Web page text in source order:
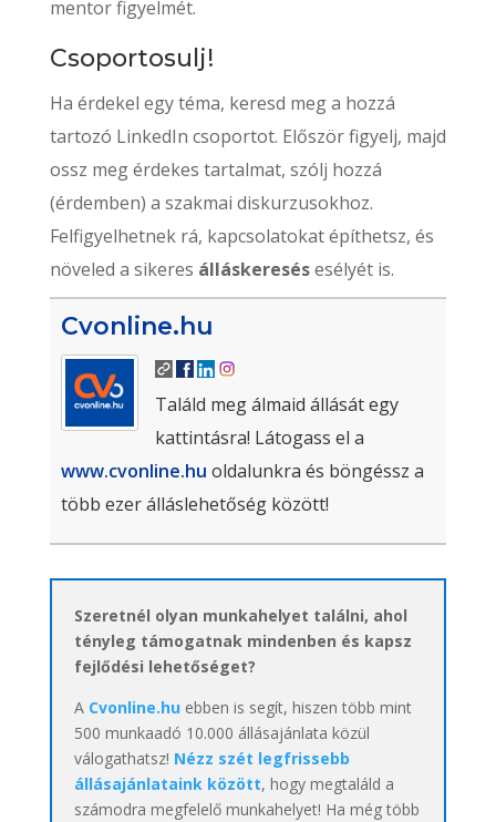
mentor figyelmét.
Csoportosulj!
Ha érdekel egy téma, keresd meg a hozzá
tartozó LinkedIn csoportot. Először figyelj, majd
ossz meg érdekes tartalmat, szólj hozzá
(érdemben) a szakmai diskurzusokhoz.
Felfigyelhetnek rá, kapcsolatokat építhetsz, és
növeled a sikeres álláskeresésesélyét is.
Cvonline.hu
Találd meg álmaid állását egy
kattintásra! Látogass el a
www.cvonline.hu oldalunkra és böngéssz a
több ezer álláslehetőség között!
Szeretnél olyan munkahelyet találni, ahol
tényleg támogatnak mindenben és kapsz
fejlődési lehetőséget?
A Cvonline.huebben is segít, hiszen több mint
500 munkaadó 10.000 állásajánlata közül
válogathatsz! Nézz szét legfrissebb
állásajánlataink között, hogy megtaláld a
számodra megfelelő munkahelyet! Ha még több